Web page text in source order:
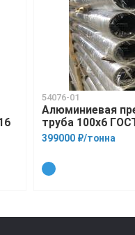
54076-01
Алюминиевая
труба 100х6
399000 ₽/тонна